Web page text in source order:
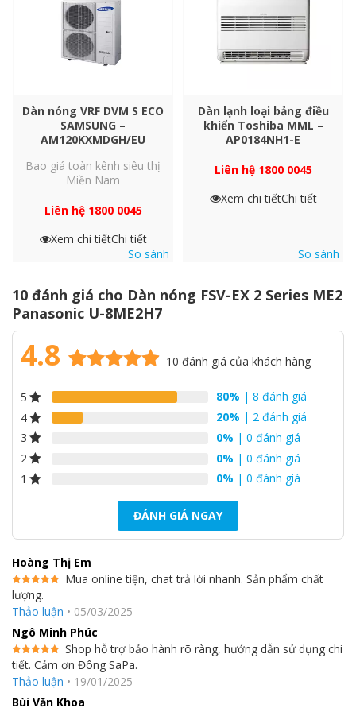
Độ ồn nguồn
Tiết kiệm năng lượng vượt
tải từng phần.
Hiệu suất hoạt động được cải tiến bằng việc sử dụng môi chất
lạnh hiệu suất cao R410A, máy nén biến tần động cơ DC và dàn
trao đổi nhiệt thiết kế mới.
① 100% máy nén biến tần (Inverter)
Hai máy nén biến tần công suất lớn (từ 14HP trở lên) được điều
khiển độc lập mang lại hiệu suất cao.
② Dàn trao đổi nhiệt 3 lớp liền khối
hệ cũ giúp hiệu suất trao đổi nhiệt tăng thêm 5%.
Dàn nóng VRF DVM S ECO
SAMSUNG –
AM120KXMDGH/EU
Bao giá toàn kênh siêu thị
Miền Nam
Liên hệ 1800 0045
Xem chi tiếtChi tiết
So sánh
Dàn lạnh loại bảng điều
khiển Toshiba MML –
AP0184NH1-E
Liên hệ 1800 0045
Xem chi tiếtChi tiết
So sánh
10 đánh giá cho Dàn nóng FSV-EX 2 Series ME2
Panasonic U-8ME2H7
4.8
dựa trên
đánh giá
10 đánh giá của khách hàng
5 80% | 8 đánh giá
4
20% | 2 đánh giá
3
0% | 0 đánh giá
2
0% | 0 đánh giá
1
0% | 0 đánh giá
ĐÁNH GIÁ NGAY
Hoàng Thị Em
Được xếp
hạng55
sao
Mua online tiện, chat trả lời nhanh. Sản phẩm chất
lượng.
Thảo luận • 05/03/2025
Ngô Minh Phúc
Được xếp
hạng 55
sao
Shop hỗ trợ bảo hành rõ ràng, hướng dẫn sử dụng chi
tiết. Cảm ơn Đông SaPa.
Thảo luận • 19/01/2025
Bùi Văn Khoa